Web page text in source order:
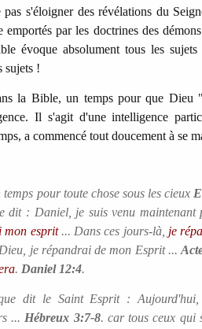
s'éloigner des révélations du
emportés par les doctrines des
évoque absolument tous les
sujets !
la Bible, un temps pour que Dieu
Il s'agit d'une intelligence
a commencé tout doucement à se
pour toute chose sous les cieux
dit : Daniel, je suis venu
mon esprit... Dans ces jours-là, je
je répandrai de mon Esprit ...
. Daniel 12:4.
dit le Saint Esprit :
... Hébreux 3:7-8. car tous ceux qui